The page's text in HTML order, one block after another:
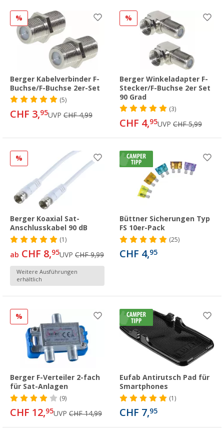
%
Berger Kabelverbinder F-
Buchse/F-Buchse 2er-Set
(5)
CHF 3,95UVP CHF 4,99
%
Berger Winkeladapter F-
Stecker/F-Buchse 2er Set
90 Grad
(3)
CHF 4,95UVP CHF 5,99
%
Berger Koaxial Sat-
Anschlusskabel 90 dB
(1)
ab CHF 8,95UVP CHF 9,99
Weitere Ausführungen
erhältlich
Büttner Sicherungen Typ
FS 10er-Pack
(25)
CHF 4,95
%
Berger F-Verteiler 2-fach
für Sat-Anlagen
(9)
CHF 12,95UVP CHF 14,99
Eufab Antirutsch Pad für
Smartphones
(1)
CHF 7,95